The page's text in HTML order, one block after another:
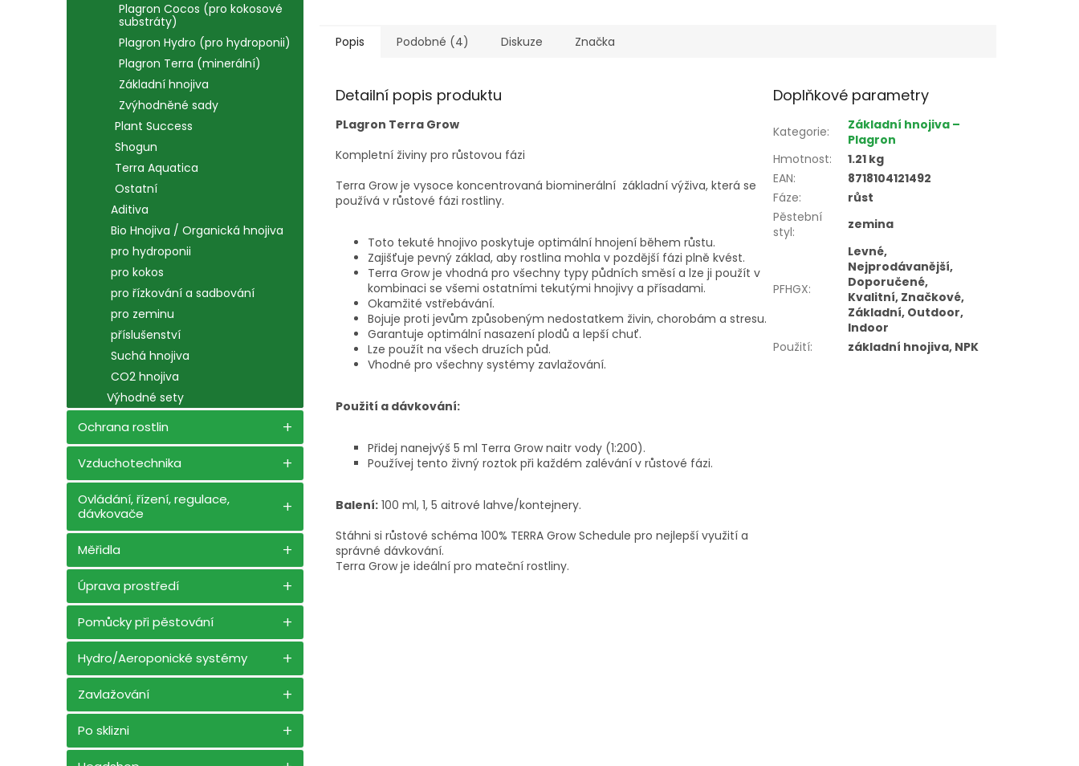
Plagron Cocos (pro kokosové
substráty)
Plagron Hydro (pro hydroponii)
Plagron Terra (minerální)
Základní hnojiva
Zvýhodněné sady
Plant Success
Shogun
Terra Aquatica
Ostatní
Aditiva
Bio Hnojiva / Organická hnojiva
pro hydroponii
pro kokos
pro řízkování a sadbování
pro zeminu
příslušenství
Suchá hnojiva
CO2 hnojiva
Výhodné sety
Ochrana rostlin
Vzduchotechnika
Ovládání, řízení, regulace,
dávkovače
Měřidla
Úprava prostředí
Pomůcky při pěstování
Hydro/Aeroponické systémy
Zavlažování
Po sklizni
optimální nasazení...
Popis Podobné (4) Diskuze Značka
Detailní popis produktu
PLagron Terra Grow
Kompletní živiny pro růstovou fázi
Terra Grow je vysoce koncentrovaná biominerální základní výživa, která se
používá v růstové fázi rostliny.
Toto tekuté hnojivo poskytuje optimální hnojení během růstu.
Zajišťuje pevný základ, aby rostlina mohla v pozdější fázi plně kvést.
Terra Grow je vhodná pro všechny typy půdních směsí a lze ji použít v
kombinaci se všemi ostatními tekutými hnojivy a přísadami.
Okamžité vstřebávání.
Bojuje proti jevům způsobeným nedostatkem živin, chorobám a stresu.
Garantuje optimální nasazení plodů a lepší chuť.
Lze použít na všech druzích půd.
Vhodné pro všechny systémy zavlažování.
Použití a dávkování:
Přidej nanejvýš 5 ml Terra Grow naitr vody (1:200).
Používej tento živný roztok při každém zalévání v růstové fázi.
Balení: 100 ml, 1, 5 aitrové lahve/kontejnery.
Stáhni si růstové schéma 100% TERRA Grow Schedule pro nejlepší využití a
správné dávkování.
Terra Grow je ideální pro mateční rostliny.
Doplňkové parametry
Kategorie:
Základní hnojiva –
Plagron
Hmotnost:
1.21 kg
EAN:
8718104121492
Fáze:
růst
Pěstební
styl: zemina
PFHGX:
Levné,
Nejprodávanější,
Doporučené,
Kvalitní, Značkové,
Základní, Outdoor,
Indoor
Použití: základní hnojiva, NPK